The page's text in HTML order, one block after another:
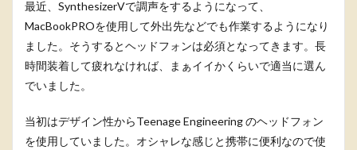
最近、SynthesizerVで調声をするようになって、
MacBookPROを使用して外出先などでも作業するようになり
ました。そうするとヘッドフォンは必須となってきます。長
時間装着して疲れなければ、まぁイイかくらいで適当に選ん
でいました。
当初はデザイン性からTeenage Engineering のヘッドフォン
を使用していました。オシャレな感じと携帯に便利なので使